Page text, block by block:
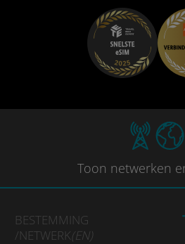
Toon netwerken
BESTEMMING
/NETWERK(EN)